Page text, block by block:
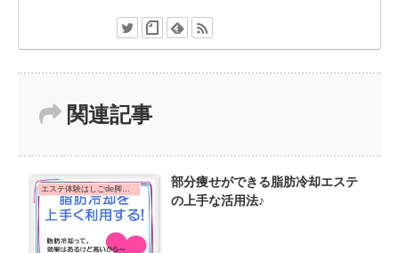
関連記事
エステ体験はしごde脚痩せダイエット！
部分痩せができる脂肪冷却エステ
の上手な活用法♪